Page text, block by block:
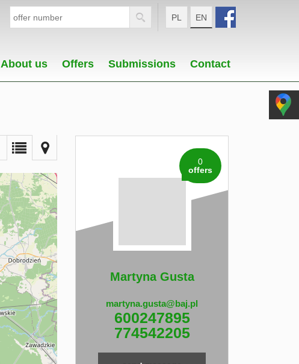
PL EN
About us Offers Submissions Contact
0
offers
Martyna Gusta
martyna.gusta@baj.pl
600247895
774542205